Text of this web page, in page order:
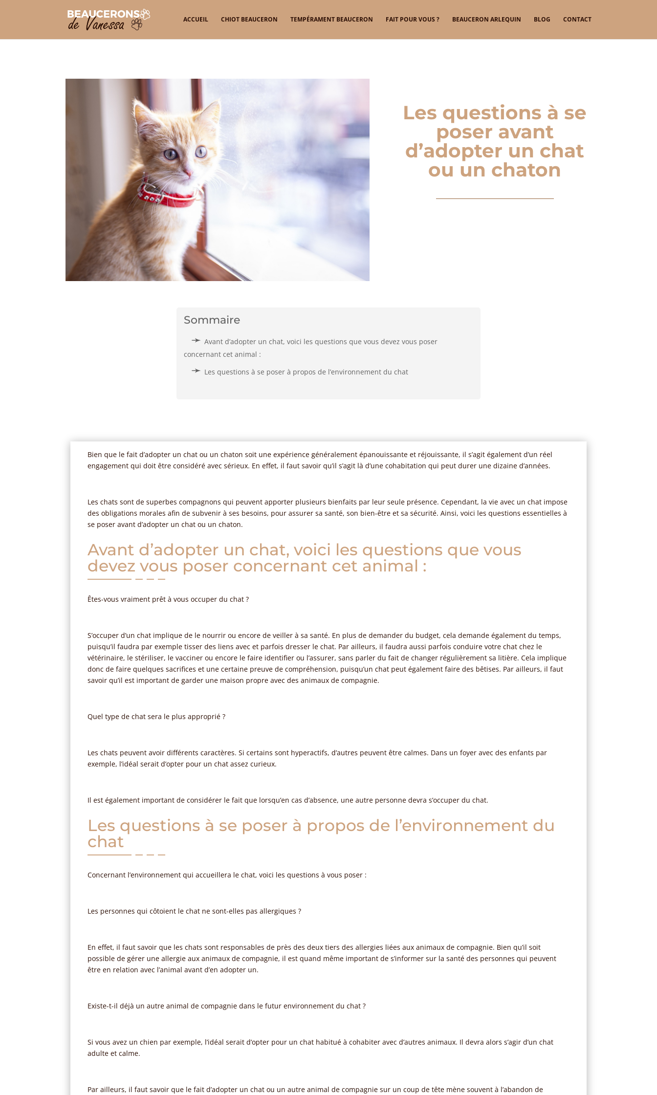
ACCUEIL CHIOT BEAUCERON TEMPÉRAMENT BEAUCERON FAIT POUR VOUS ? BEAUCERON ARLEQUIN BLOG CONTACT
Les questions à se
poser avant
d’adopter un chat
ou un chaton
Sommaire
Avant d’adopter un chat, voici les questions que vous devez vous poser
concernant cet animal :
Les questions à se poser à propos de l’environnement du chat
Bien que le fait d’adopter un chat ou un chaton soit une expérience généralement épanouissante et réjouissante, il s’agit également d’un réel
engagement qui doit être considéré avec sérieux. En effet, il faut savoir qu’il s’agit là d’une cohabitation qui peut durer une dizaine d’années.
Les chats sont de superbes compagnons qui peuvent apporter plusieurs bienfaits par leur seule présence. Cependant, la vie avec un chat impose
des obligations morales afin de subvenir à ses besoins, pour assurer sa santé, son bien-être et sa sécurité. Ainsi, voici les questions essentielles à
se poser avant d’adopter un chat ou un chaton.
Avant d’adopter un chat, voici les questions que vous
devez vous poser concernant cet animal :
Êtes-vous vraiment prêt à vous occuper du chat ?
S’occuper d’un chat implique de le nourrir ou encore de veiller à sa santé. En plus de demander du budget, cela demande également du temps,
puisqu’il faudra par exemple tisser des liens avec et parfois dresser le chat. Par ailleurs, il faudra aussi parfois conduire votre chat chez le
vétérinaire, le stériliser, le vacciner ou encore le faire identifier ou l’assurer, sans parler du fait de changer régulièrement sa litière. Cela implique
donc de faire quelques sacrifices et une certaine preuve de compréhension, puisqu’un chat peut également faire des bêtises. Par ailleurs, il faut
savoir qu’il est important de garder une maison propre avec des animaux de compagnie.
Quel type de chat sera le plus approprié ?
Les chats peuvent avoir différents caractères. Si certains sont hyperactifs, d’autres peuvent être calmes. Dans un foyer avec des enfants par
exemple, l’idéal serait d’opter pour un chat assez curieux.
Il est également important de considérer le fait que lorsqu’en cas d’absence, une autre personne devra s’occuper du chat.
Les questions à se poser à propos de l’environnement du
chat
Concernant l’environnement qui accueillera le chat, voici les questions à vous poser :
Les personnes qui côtoient le chat ne sont-elles pas allergiques ?
En effet, il faut savoir que les chats sont responsables de près des deux tiers des allergies liées aux animaux de compagnie. Bien qu’il soit
possible de gérer une allergie aux animaux de compagnie, il est quand même important de s’informer sur la santé des personnes qui peuvent
être en relation avec l’animal avant d’en adopter un.
Existe-t-il déjà un autre animal de compagnie dans le futur environnement du chat ?
Si vous avez un chien par exemple, l’idéal serait d’opter pour un chat habitué à cohabiter avec d’autres animaux. Il devra alors s’agir d’un chat
adulte et calme.
Par ailleurs, il faut savoir que le fait d’adopter un chat ou un autre animal de compagnie sur un coup de tête mène souvent à l’abandon de